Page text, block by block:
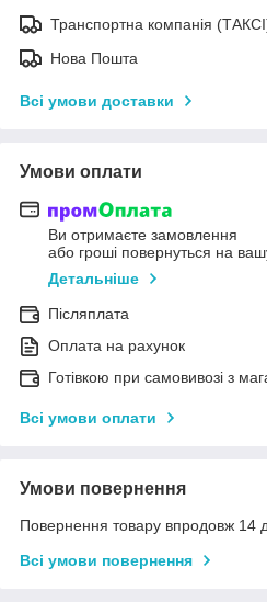
Транспортна компанія
Нова Пошта
Всі умови доставки
Умови оплати
Ви отримаєте замовлення
або гроші повернуться на
Детальніше
Післяплата
Оплата на рахунок
Готівкою при самовивозі з
Всі умови оплати
Умови повернення
Повернення товару впродовж 14
Всі умови повернення